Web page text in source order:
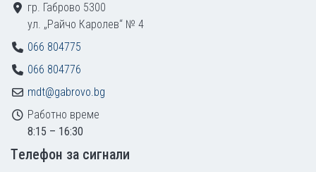
гр. Габрово 5300
ул. „Райчо Каролев“ № 4
066 804775
066 804776
mdt@gabrovo.bg
Работно време
8:15 – 16:30
Tелефон за сигнали